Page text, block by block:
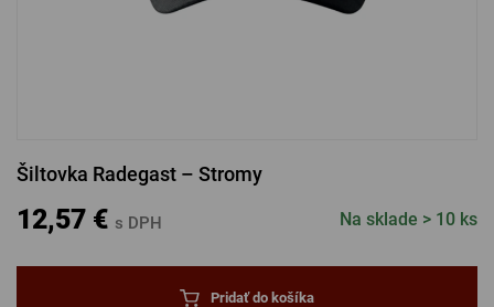
PRIHLÁSENIE CEZ FACEBOOK
PRIHLÁSENIE CEZ SEZNAM
Šiltovka Radegast – Stromy
12,57 € s DPH Na sklade > 10 ks
Pridať do košíka